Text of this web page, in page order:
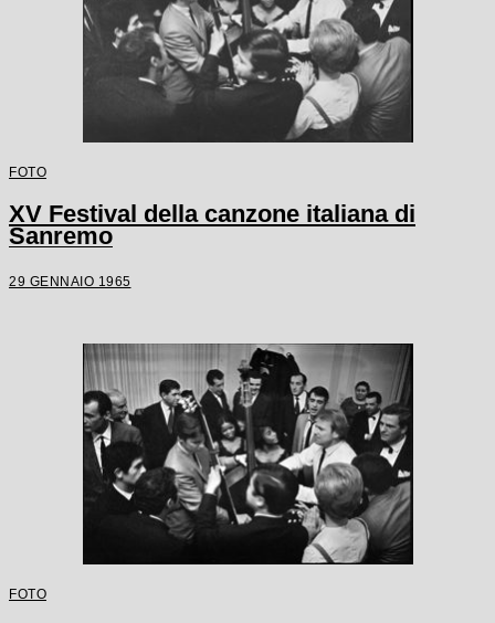
FOTO
XV Festival della canzone italiana di
Sanremo
29 GENNAIO 1965
FOTO